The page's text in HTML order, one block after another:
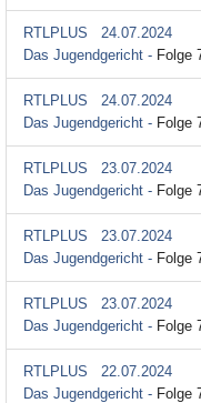
RTLPLUS
24.07.2024
Das Jugendgericht - Folge
RTLPLUS
24.07.2024
Das Jugendgericht - Folge
RTLPLUS
23.07.2024
Das Jugendgericht - Folge
RTLPLUS
23.07.2024
Das Jugendgericht - Folge
RTLPLUS
23.07.2024
Das Jugendgericht - Folge
RTLPLUS
22.07.2024
Das Jugendgericht - Folge